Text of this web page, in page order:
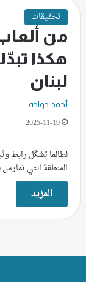
تحقيقات
من
هكذا
لبنان
أحمد خواجة
2025-11-19
لطالما تشكّل رابط
المنطقة التي تمارس
المزيد